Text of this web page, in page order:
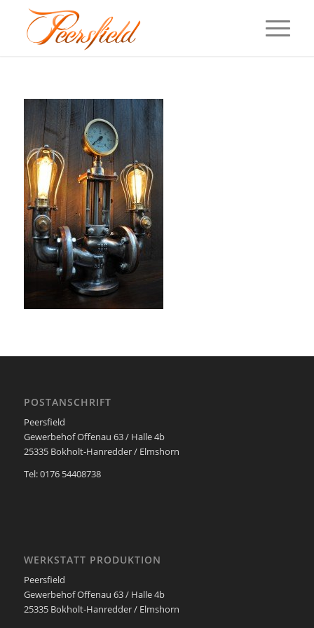
POSTANSCHRIFT
Peersfield
Gewerbehof Offenau 63 / Halle 4b
25335 Bokholt-Hanredder / Elmshorn
Tel: 0176 54408738
WERKSTATT PRODUKTION
Peersfield
Gewerbehof Offenau 63 / Halle 4b
25335 Bokholt-Hanredder / Elmshorn